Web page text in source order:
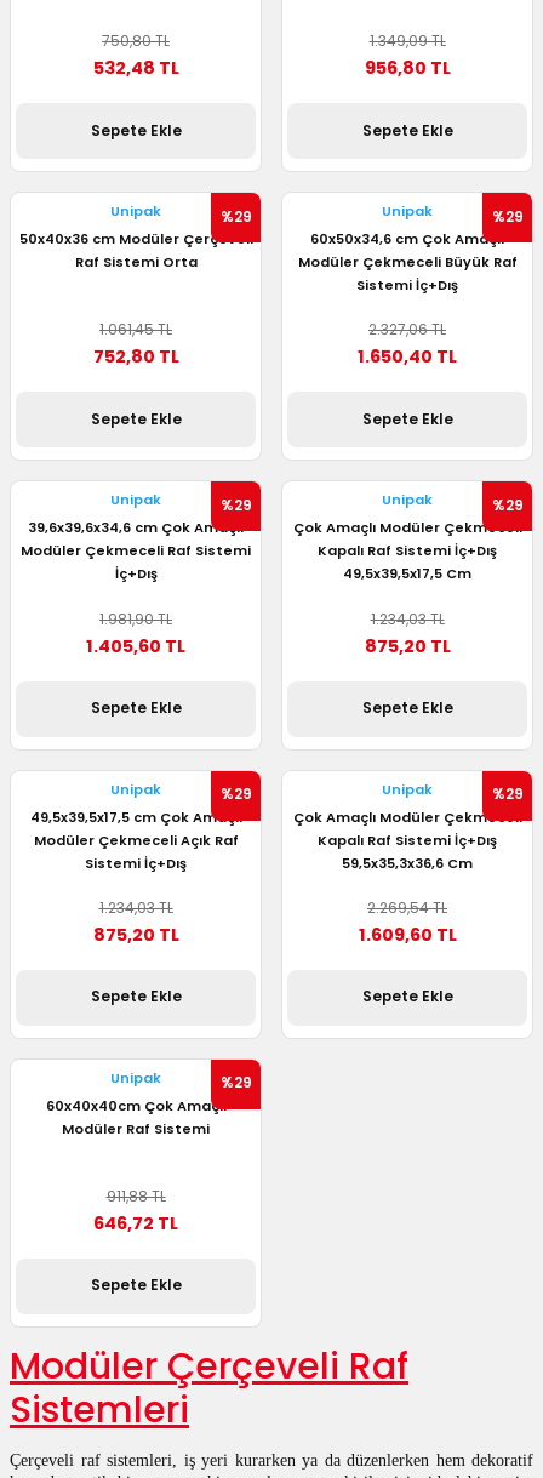
Kutuları
750,80 TL
532,48 TL
Sepete Ekle
1.349,09 TL
956,80 TL
Sepete Ekle
%29
Unipak
50x40x36 cm Modüler Çerçeveli
Raf Sistemi Orta
1.061,45 TL
752,80 TL
Sepete Ekle
%29
Unipak
60x50x34,6 cm Çok Amaçlı
Modüler Çekmeceli Büyük Raf
Sistemi İç+Dış
2.327,06 TL
1.650,40 TL
Sepete Ekle
%29
Unipak
39,6x39,6x34,6 cm Çok Amaçlı
Modüler Çekmeceli Raf Sistemi
İç+Dış
1.981,90 TL
1.405,60 TL
Sepete Ekle
%29
Unipak
Çok Amaçlı Modüler Çekmeceli
Kapalı Raf Sistemi İç+Dış
49,5x39,5x17,5 Cm
1.234,03 TL
875,20 TL
Sepete Ekle
%29
Unipak
49,5x39,5x17,5 cm Çok Amaçlı
Modüler Çekmeceli Açık Raf
Sistemi İç+Dış
1.234,03 TL
875,20 TL
Sepete Ekle
%29
Unipak
Çok Amaçlı Modüler Çekmeceli
Kapalı Raf Sistemi İç+Dış
59,5x35,3x36,6 Cm
2.269,54 TL
1.609,60 TL
Sepete Ekle
%29
Unipak
60x40x40cm Çok Amaçlı
Modüler Raf Sistemi
911,88 TL
646,72 TL
Sepete Ekle
Modüler Çerçeveli Raf
Sistemleri
Çerçeveli raf sistemleri, iş yeri kurarken ya da düzenlerken hem dekoratif